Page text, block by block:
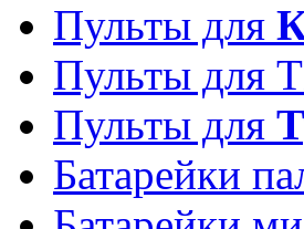
Пульты для
Пульты для
Пульты для
Батарейки